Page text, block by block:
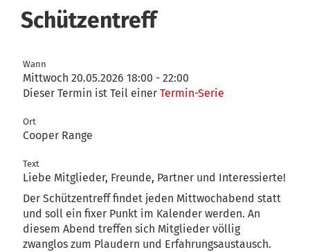
Schützentreff
Wann
Mittwoch 20.05.2026 18:00 - 22:00
Dieser Termin ist Teil einer Termin-Serie
Ort
Cooper Range
Text
Liebe Mitglieder, Freunde, Partner und Interessierte!
Der Schützentreff findet jeden Mittwochabend statt
und soll ein fixer Punkt im Kalender werden. An
diesem Abend treffen sich Mitglieder völlig
zwanglos zum Plaudern und Erfahrungsaustausch.